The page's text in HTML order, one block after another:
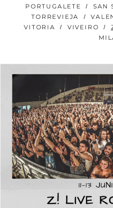
PORTUGALETE
SAN
TORREVIEJA
VITORIA
VIVEIRO